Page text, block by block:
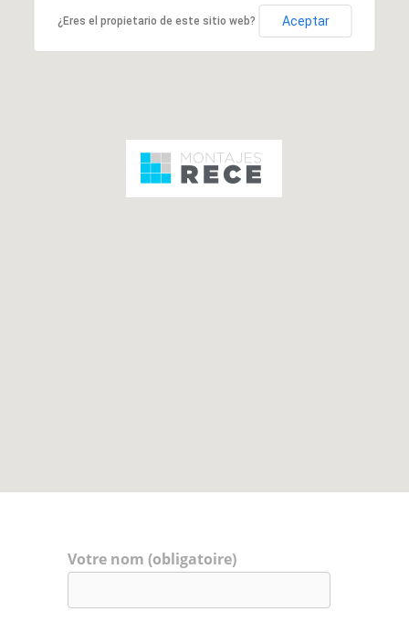
¿Eres el propietario de este sitio web? Aceptar
Votre nom (obligatoire)